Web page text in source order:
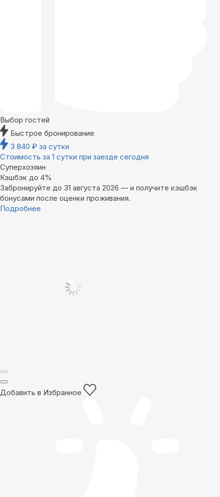
Выбор гостей
Быстрое бронирование
3 840 ₽ за сутки
Стоимость за 1 сутки при заезде сегодня
Суперхозяин
Кэшбэк до 4%
Забронируйте до 31 августа 2026 — и получите кэшбэк
бонусами после оценки проживания.
Подробнее
Добавить в Избранное